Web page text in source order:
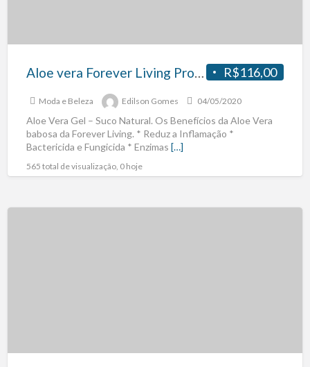
R$116,00
Moda e Beleza Edilson Gomes 04/05/2020
Aloe Vera Gel – Suco Natural. Os Benefícios da Aloe Vera
babosa da Forever Living. * Reduz a Inflamação *
Bactericida e Fungicida * Enzimas […]
565 total de visualização, 0 hoje